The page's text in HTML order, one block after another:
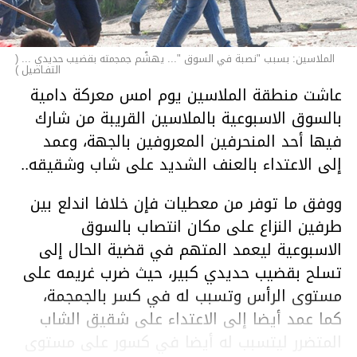
الملاسين: بسبب "نصبة في السوق "... يهشّم جمجمته بقضيب حديدي ... (
التفـاصيل )
عاشت منطقة الملاسين يوم امس معركة دامية
بالسوق الاسبوعية بالملاسين القريبة من شارك
فيها أحد المنحرفين المعروفين بالجهة، وعمد
إلى الاعتداء بالعنف الشديد على شاب وشقيقه..
ووفق ما توفر من معطيات فإن خلافا اندلع بين
طرفين النزاع على مكان انتصاب بالسوق
الاسبوعية ليعمد المتهم في قضية الحال إلى
تسلح بقضيب حديدي كبير، حيث ضرب غريمه على
مستوى الرأس وتسبب له في كسر بالجمجمة،
كما عمد أيضا إلى الاعتداء على شقيق الشاب
المتضرر ليتسبب له أيضا في كسور على مستوى